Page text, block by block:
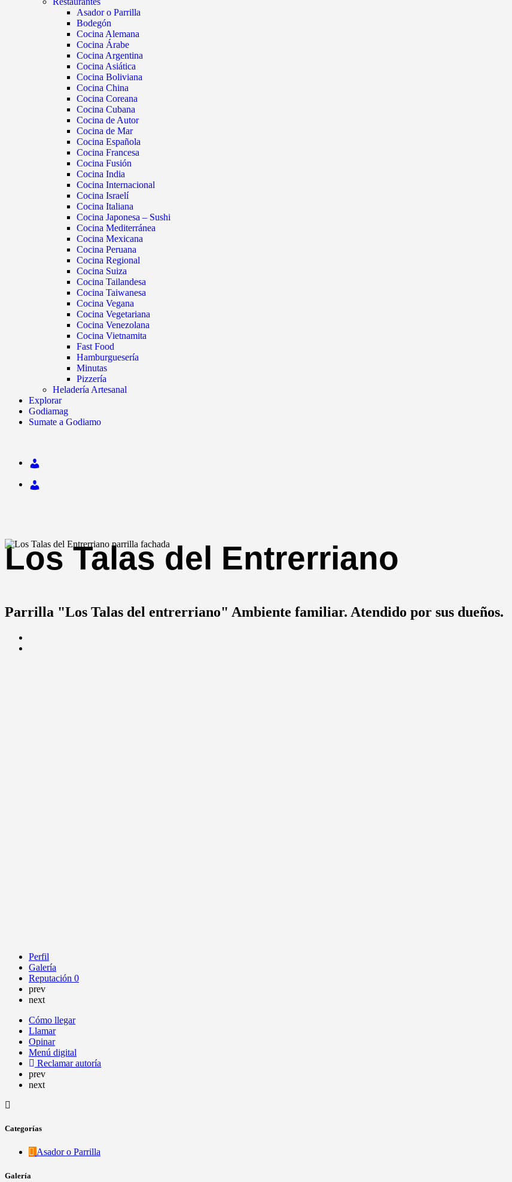
Asador o Parrilla
Bodegón
Cocina Alemana
Cocina Árabe
Cocina Argentina
Cocina Asiática
Cocina Boliviana
Cocina China
Cocina Coreana
Cocina Cubana
Cocina de Autor
Cocina de Mar
Cocina Española
Cocina Francesa
Cocina Fusión
Cocina India
Cocina Internacional
Cocina Israelí
Cocina Italiana
Cocina Japonesa – Sushi
Cocina Mediterránea
Cocina Mexicana
Cocina Peruana
Cocina Regional
Cocina Suiza
Cocina Tailandesa
Cocina Taiwanesa
Cocina Vegana
Cocina Vegetariana
Cocina Venezolana
Cocina Vietnamita
Fast Food
Hamburguesería
Minutas
Pizzería
Heladería Artesanal
Explorar
Godiamag
Sumate a Godiamo
Los Talas del Entrerriano
Parrilla "Los Talas del entrerriano" Ambiente familiar. Atendido por sus dueños.
Perfil
Galería
Reputación 0
prev
next
Cómo llegar
Llamar
Opinar
Menú digital
Reclamar autoría
prev
next
Categorías
Asador o Parrilla
Galería